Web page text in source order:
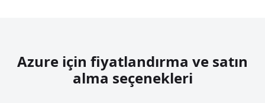
Azure için fiyatlandırma ve satın
alma seçenekleri